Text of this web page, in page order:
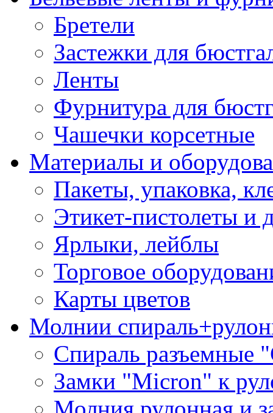
Бретели
Застежки для
Ленты
Фурнитура для
Чашечки корсетные
Материалы и
Пакеты, упаковка,
Этикет-пистолеты и
Ярлыки, лейблы
Торговое
Карты цветов
Молнии
Спираль разъемные
Замки "Micron" к